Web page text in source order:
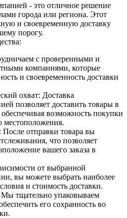
- это отличное решение
города или региона. Этот
и своевременную доставку
порогу.
с проверенными и
компаниями, которые
и своевременность доставки
охват: Доставка
позволяет доставить товары в
возможность покупки
местоположения.
После отправки товара вы
что позволяет
вашего заказа в
от выбранной
вы можете выбрать наиболее
и стоимость доставки.
Мы тщательно упаковываем
его сохранность во